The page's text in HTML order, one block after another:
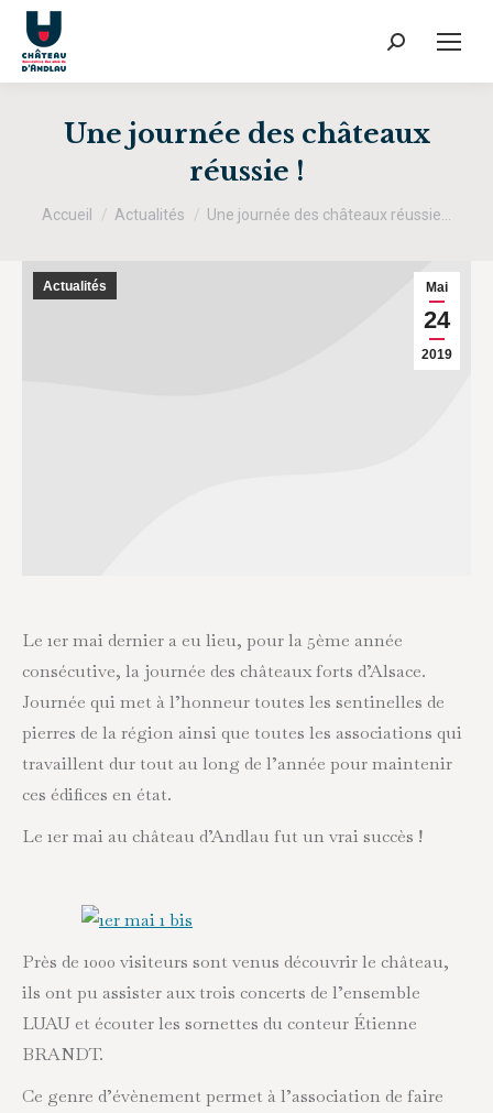
Recherche
:
Une journée des châteaux
réussie !
Vous êtes ici :
Accueil Actualités Une journée des châteaux réussie…
Mai
24
2019
Actualités
Le 1er mai dernier a eu lieu, pour la 5ème année
consécutive, la journée des châteaux forts d’Alsace.
Journée qui met à l’honneur toutes les sentinelles de
pierres de la région ainsi que toutes les associations qui
travaillent dur tout au long de l’année pour maintenir
ces édifices en état.
Le 1er mai au château d’Andlau fut un vrai succès !
Près de 1000 visiteurs sont venus découvrir le château,
ils ont pu assister aux trois concerts de l’ensemble
LUAU et écouter les sornettes du conteur Étienne
BRANDT.
Ce genre d’évènement permet à l’association de faire